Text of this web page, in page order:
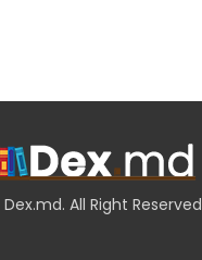
All Right Reserved